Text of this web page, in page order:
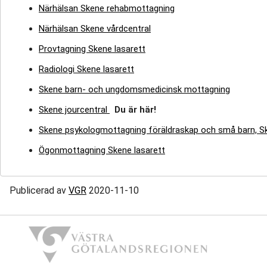
Närhälsan Skene rehabmottagning
Närhälsan Skene vårdcentral
Provtagning Skene lasarett
Radiologi Skene lasarett
Skene barn- och ungdomsmedicinsk mottagning
Skene jourcentral
Du är här!
Skene psykologmottagning föräldraskap och små barn,
Ögonmottagning Skene lasarett
Publicerad av VGR 2020-11-10